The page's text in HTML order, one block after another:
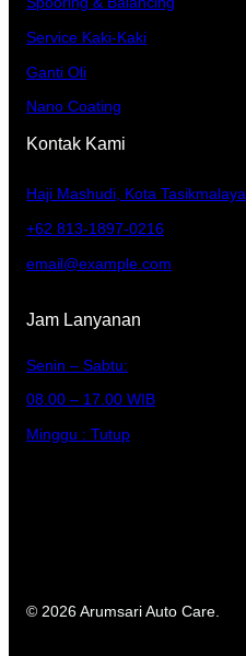
Service Kaki-Kaki
Ganti Oli
Nano Coating
Kontak Kami
Haji Mashudi, Kota Tasikmalaya
+62 813-1897-0216
email@example.com
Jam Lanyanan
Senin – Sabtu:
08.00 – 17.00 WIB
Minggu : Tutup
© 2026 Arumsari Auto Care.